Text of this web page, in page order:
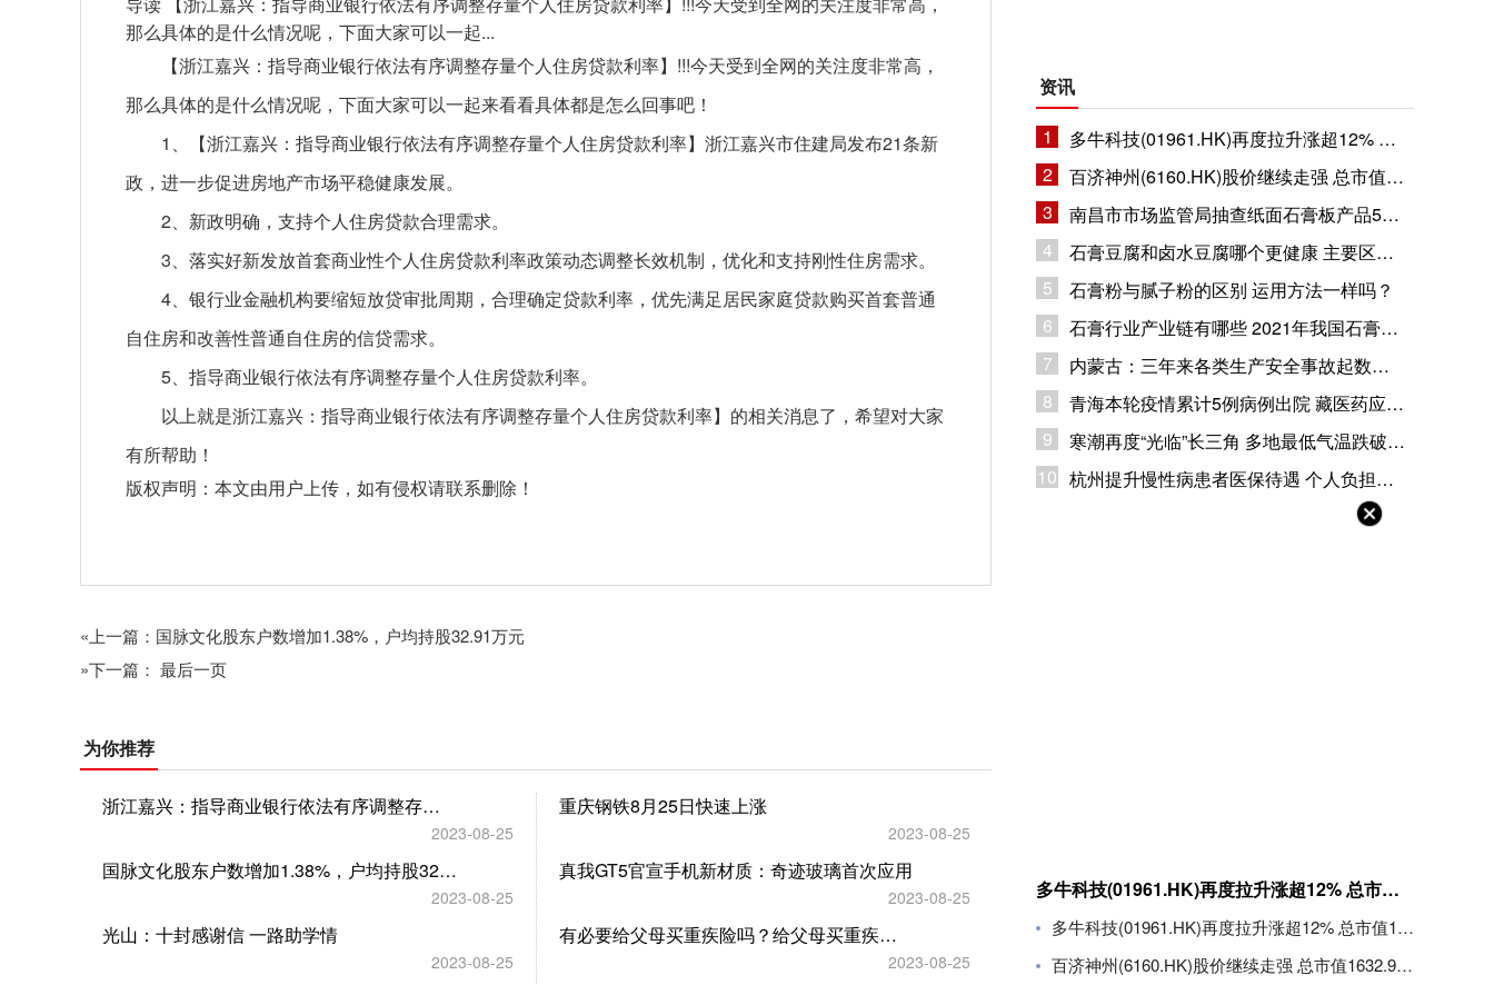
那么具体的是什么情况呢，下面大家可以一起...
【浙江嘉兴：指导商业银行依法有序调整存量个人住房贷款利率】!!!今天受到全网的关注度非常高，
那么具体的是什么情况呢，下面大家可以一起来看看具体都是怎么回事吧！
1、【浙江嘉兴：指导商业银行依法有序调整存量个人住房贷款利率】浙江嘉兴市住建局发布21条新
政，进一步促进房地产市场平稳健康发展。
2、新政明确，支持个人住房贷款合理需求。
3、落实好新发放首套商业性个人住房贷款利率政策动态调整长效机制，优化和支持刚性住房需求。
4、银行业金融机构要缩短放贷审批周期，合理确定贷款利率，优先满足居民家庭贷款购买首套普通
自住房和改善性普通自住房的信贷需求。
5、指导商业银行依法有序调整存量个人住房贷款利率。
以上就是浙江嘉兴：指导商业银行依法有序调整存量个人住房贷款利率】的相关消息了，希望对大家
有所帮助！
版权声明：本文由用户上传，如有侵权请联系删除！
«上一篇：国脉文化股东户数增加1.38%，户均持股32.91万元
»下一篇： 最后一页
为你推荐
浙江嘉兴：指导商业银行依法有序调整存量个人住房贷款利率
2023-08-25
国脉文化股东户数增加1.38%，户均持股32.91万元
2023-08-25
光山：十封感谢信 一路助学情
2023-08-25
重庆钢铁8月25日快速上涨
2023-08-25
真我GT5官宣手机新材质：奇迹玻璃首次应用
2023-08-25
有必要给父母买重疾险吗？给父母买重疾险要多少钱？
2023-08-25
资讯
1
多牛科技(01961.HK)再度拉升涨超12% 总市值11.8亿港元
2
百济神州(6160.HK)股价继续走强 总市值1632.94亿港元
3
南昌市市场监管局抽查纸面石膏板产品5批次 企业合格率80%
4
石膏豆腐和卤水豆腐哪个更健康 主要区别在哪里？
5
石膏粉与腻子粉的区别 运用方法一样吗？
6
石膏行业产业链有哪些 2021年我国石膏行业市场现状分析
7
内蒙古：三年来各类生产安全事故起数和死亡人数同比下降
8
青海本轮疫情累计5例病例出院 藏医药应用疫情防控
9
寒潮再度“光临”长三角 多地最低气温跌破冰点
10
杭州提升慢性病患者医保待遇 个人负担部分纳入大病保险
多牛科技(01961.HK)再度拉升涨超12% 总市值11.8亿港元
多牛科技(01961.HK)再度拉升涨超12% 总市值11.8亿港元
百济神州(6160.HK)股价继续走强 总市值1632.94亿港元